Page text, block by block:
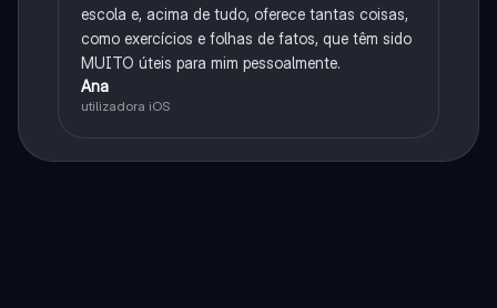
escola e, acima de tudo, oferece tantas coisas,
como exercícios e folhas de fatos, que têm sido
MUITO úteis para mim pessoalmente.
Ana
utilizadora iOS